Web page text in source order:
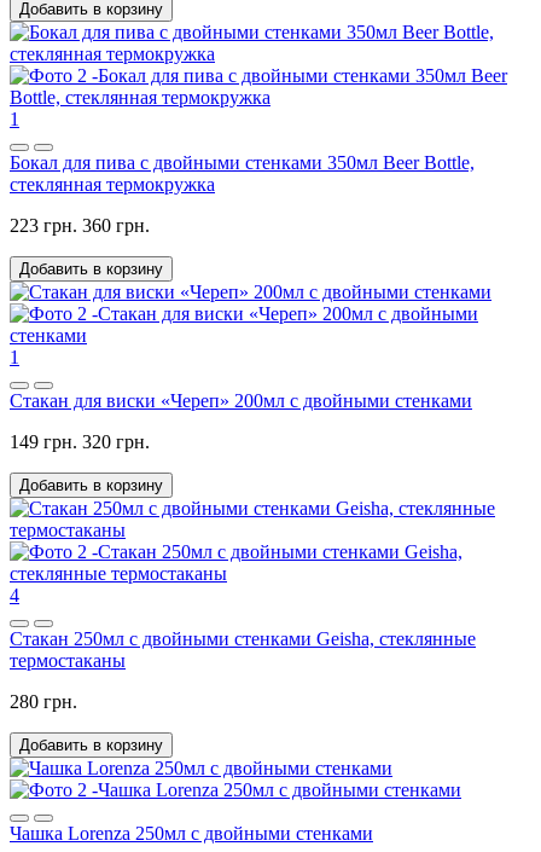
Добавить в корзину
1
Бокал для пива с двойными стенками 350мл Beer Bottle,
стеклянная термокружка
223 грн. 360 грн.
Добавить в корзину
1
Стакан для виски «Череп» 200мл с двойными стенками
149 грн. 320 грн.
Добавить в корзину
4
Стакан 250мл с двойными стенками Geisha, стеклянные
термостаканы
280 грн.
Добавить в корзину
Чашка Lorenza 250мл с двойными стенками